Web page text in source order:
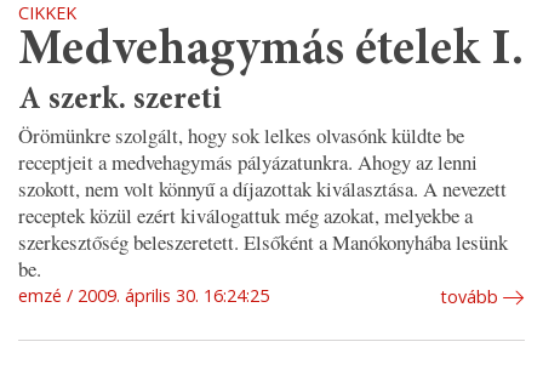
CIKKEK
Medvehagymás ételek I.
A szerk. szereti
Örömünkre szolgált, hogy sok lelkes olvasónk küldte be
receptjeit a medvehagymás pályázatunkra. Ahogy az lenni
szokott, nem volt könnyű a díjazottak kiválasztása. A nevezett
receptek közül ezért kiválogattuk még azokat, melyekbe a
szerkesztőség beleszeretett. Elsőként a Manókonyhába lesünk
be.
emzé 2009. április 30. 16:24:25 tovább